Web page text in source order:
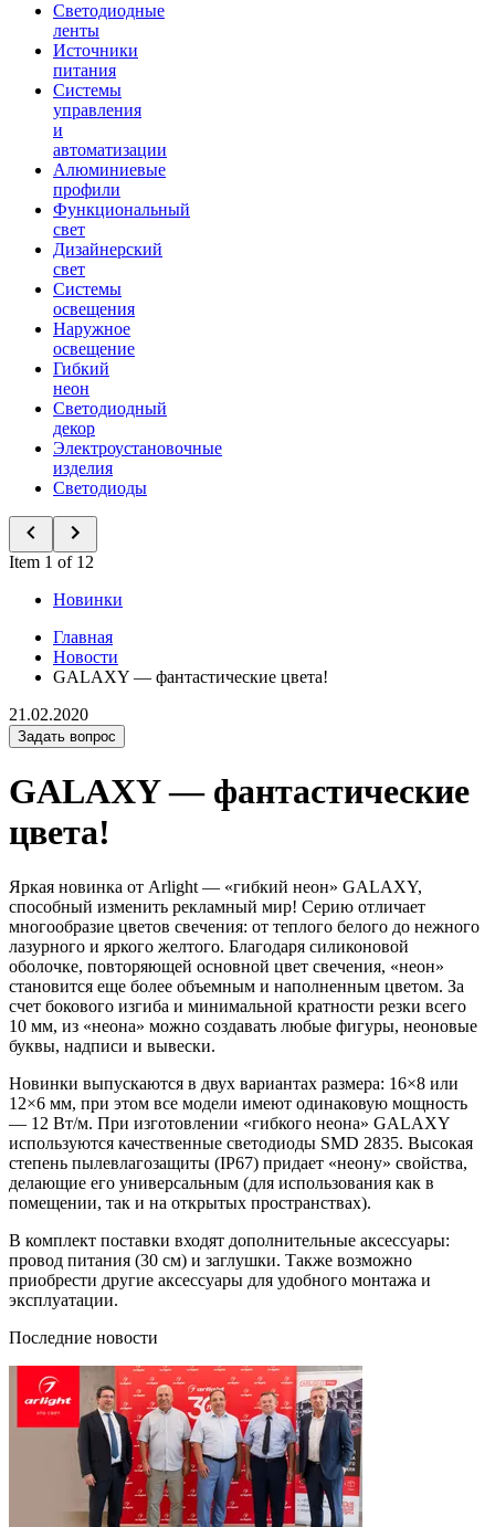
Светодиодные
ленты
Источники
питания
Системы
управления
и
автоматизации
Алюминиевые
профили
Функциональный
свет
Дизайнерский
свет
Системы
освещения
Наружное
освещение
Гибкий
неон
Светодиодный
декор
Электроустановочные
изделия
Светодиоды
Item 1 of 12
Новинки
Главная
Новости
GALAXY — фантастические цвета!
21.02.2020
Задать вопрос
GALAXY — фантастические
цвета!
Яркая новинка от Arlight — «гибкий неон» GALAXY,
способный изменить рекламный мир! Серию отличает
многообразие цветов свечения: от теплого белого до нежного
лазурного и яркого желтого. Благодаря силиконовой
оболочке, повторяющей основной цвет свечения, «неон»
становится еще более объемным и наполненным цветом. За
счет бокового изгиба и минимальной кратности резки всего
10 мм, из «неона» можно создавать любые фигуры, неоновые
буквы, надписи и вывески.
Новинки выпускаются в двух вариантах размера: 16×8 или
12×6 мм, при этом все модели имеют одинаковую мощность
— 12 Вт/м. При изготовлении «гибкого неона» GALAXY
используются качественные светодиоды SMD 2835. Высокая
степень пылевлагозащиты (IP67) придает «неону» свойства,
делающие его универсальным (для использования как в
помещении, так и на открытых пространствах).
В комплект поставки входят дополнительные аксессуары:
провод питания (30 см) и заглушки. Также возможно
приобрести другие аксессуары для удобного монтажа и
эксплуатации.
Последние новости